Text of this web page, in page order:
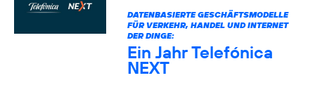
DATENBASIERTE GESCHÄFTSMODELLE
FÜR VERKEHR, HANDEL UND INTERNET
DER DINGE:
Ein Jahr Telefónica
NEXT